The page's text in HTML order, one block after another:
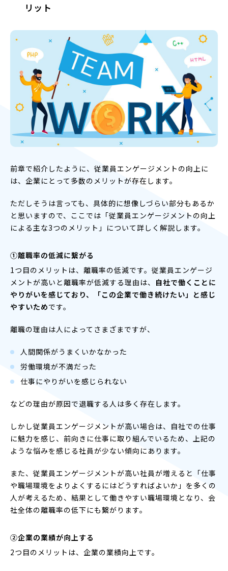
リット
前章で紹介したように、従業員エンゲージメントの向上に
は、企業にとって多数のメリットが存在します。
ただしそうは言っても、具体的に想像しづらい部分もあるか
と思いますので、ここでは「従業員エンゲージメントの向上
による主な3つのメリット」について詳しく解説します。
①離職率の低減に繋がる
1つ目のメリットは、離職率の低減です。従業員エンゲージ
メントが高いと離職率が低減する理由は、 自社で働くことに
やりがいを感じており、「この企業で働き続けたい」と感じ
やすいためです。
離職の理由は人によってさまざまですが、
人間関係がうまくいかなかった
労働環境が不満だった
仕事にやりがいを感じられない
などの理由が原因で退職する人は多く存在します。
しかし従業員エンゲージメントが高い場合は、自社での仕事
に魅力を感じ、前向きに仕事に取り組んでいるため、上記の
ような悩みを感じる社員が少ない傾向にあります。
また、従業員エンゲージメントが高い社員が増えると「仕事
や職場環境をよりよくするにはどうすればよいか」を多くの
人が考えるため、結果として働きやすい職場環境となり、会
社全体の離職率の低下にも繋がります。
②企業の業績が向上する
2つ目のメリットは、企業の業績向上です。